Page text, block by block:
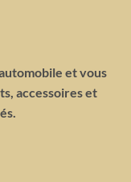
et vous
accessoires et